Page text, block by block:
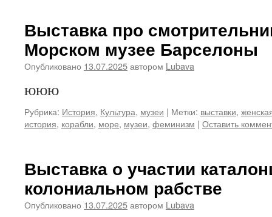
Выставка про
Морском музее Барселоны
Опубликовано 13.07.2025автором Lubava
ююю
Рубрика: История, Культура, музеи | Метки: выставки,
история, корабли, море, музеи, феминизм | Оставить
Выставка о участии
колониальном рабстве
Опубликовано 13.07.2025автором Lubava